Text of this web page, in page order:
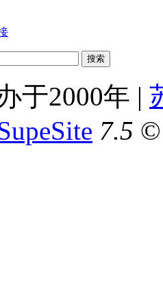
于2000年 |
7.5 ©